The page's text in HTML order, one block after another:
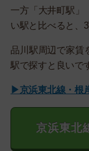
一方「大井町駅」
い駅と比べると、
品川駅周辺で家賃
駅で探すと良いで
▶京浜東北線・根
京浜東北